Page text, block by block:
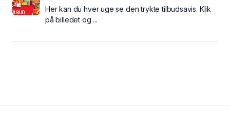
Her kan du hver uge se den trykte tilbudsavis. Klik
på billedet og ...